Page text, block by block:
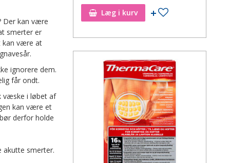
Der kan være
smerter er
kan være at
ignorere dem.
får ondt.
væske i løbet af
kan være et
derfor holde
akutte smerter.
Læg i kurv